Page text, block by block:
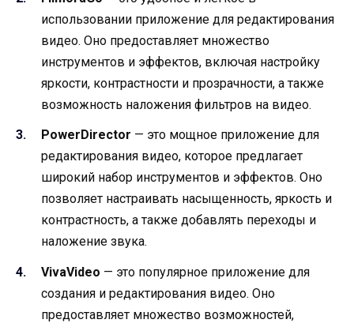
использовании приложение для редактирования
видео. Оно предоставляет множество
инструментов и эффектов, включая настройку
яркости, контрастности и прозрачности, а также
возможность наложения фильтров на видео.
PowerDirector — это мощное приложение для
редактирования видео, которое предлагает
широкий набор инструментов и эффектов. Оно
позволяет настраивать насыщенность, яркость и
контрастность, а также добавлять переходы и
наложение звука.
VivaVideo — это популярное приложение для
создания и редактирования видео. Оно
предоставляет множество возможностей,